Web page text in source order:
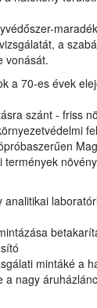
a
vonását.
a 70-es évek
szánt - friss
mintáké a
a nagy